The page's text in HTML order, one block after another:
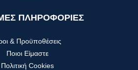
ΠΛΗΡΟΦΟΡΙΕΣ
& Προϋποθέσεις
Ποιοι Είμαστε
Πολιτική Cookies